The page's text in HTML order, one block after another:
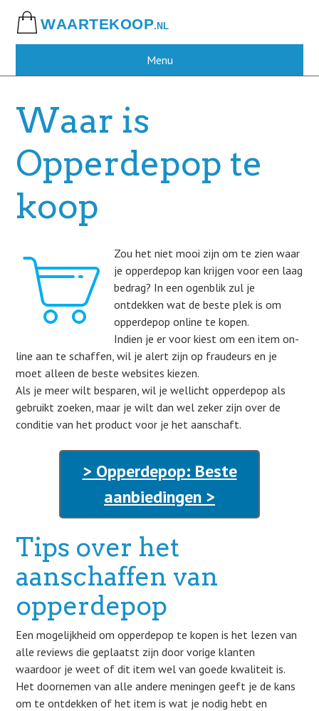
main
Menu
Waar is
Opperdepop te
koop
Zou het niet mooi zijn om te zien waar
je opperdepop kan krijgen voor een laag
bedrag? In een ogenblik zul je
ontdekken wat de beste plek is om
opperdepop online te kopen.
Indien je er voor kiest om een item on-
line aan te schaffen, wil je alert zijn op fraudeurs en je
moet alleen de beste websites kiezen.
Als je meer wilt besparen, wil je wellicht opperdepop als
gebruikt zoeken, maar je wilt dan wel zeker zijn over de
conditie van het product voor je het aanschaft.
> Opperdepop: Beste
aanbiedingen >
Tips over het
aanschaffen van
opperdepop
Een mogelijkheid om opperdepop te kopen is het lezen van
alle reviews die geplaatst zijn door vorige klanten
waardoor je weet of dit item wel van goede kwaliteit is.
Het doornemen van alle andere meningen geeft je de kans
om te ontdekken of het item is wat je nodig hebt en